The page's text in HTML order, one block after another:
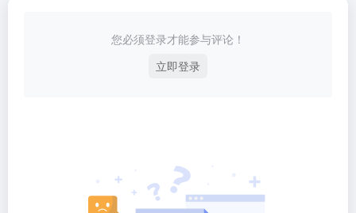
您必须登录才能参与评论！
立即登录